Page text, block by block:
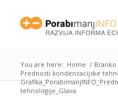
You are here: Home / Branko
Prednosti kondenzacijske
tehnologije_Glava